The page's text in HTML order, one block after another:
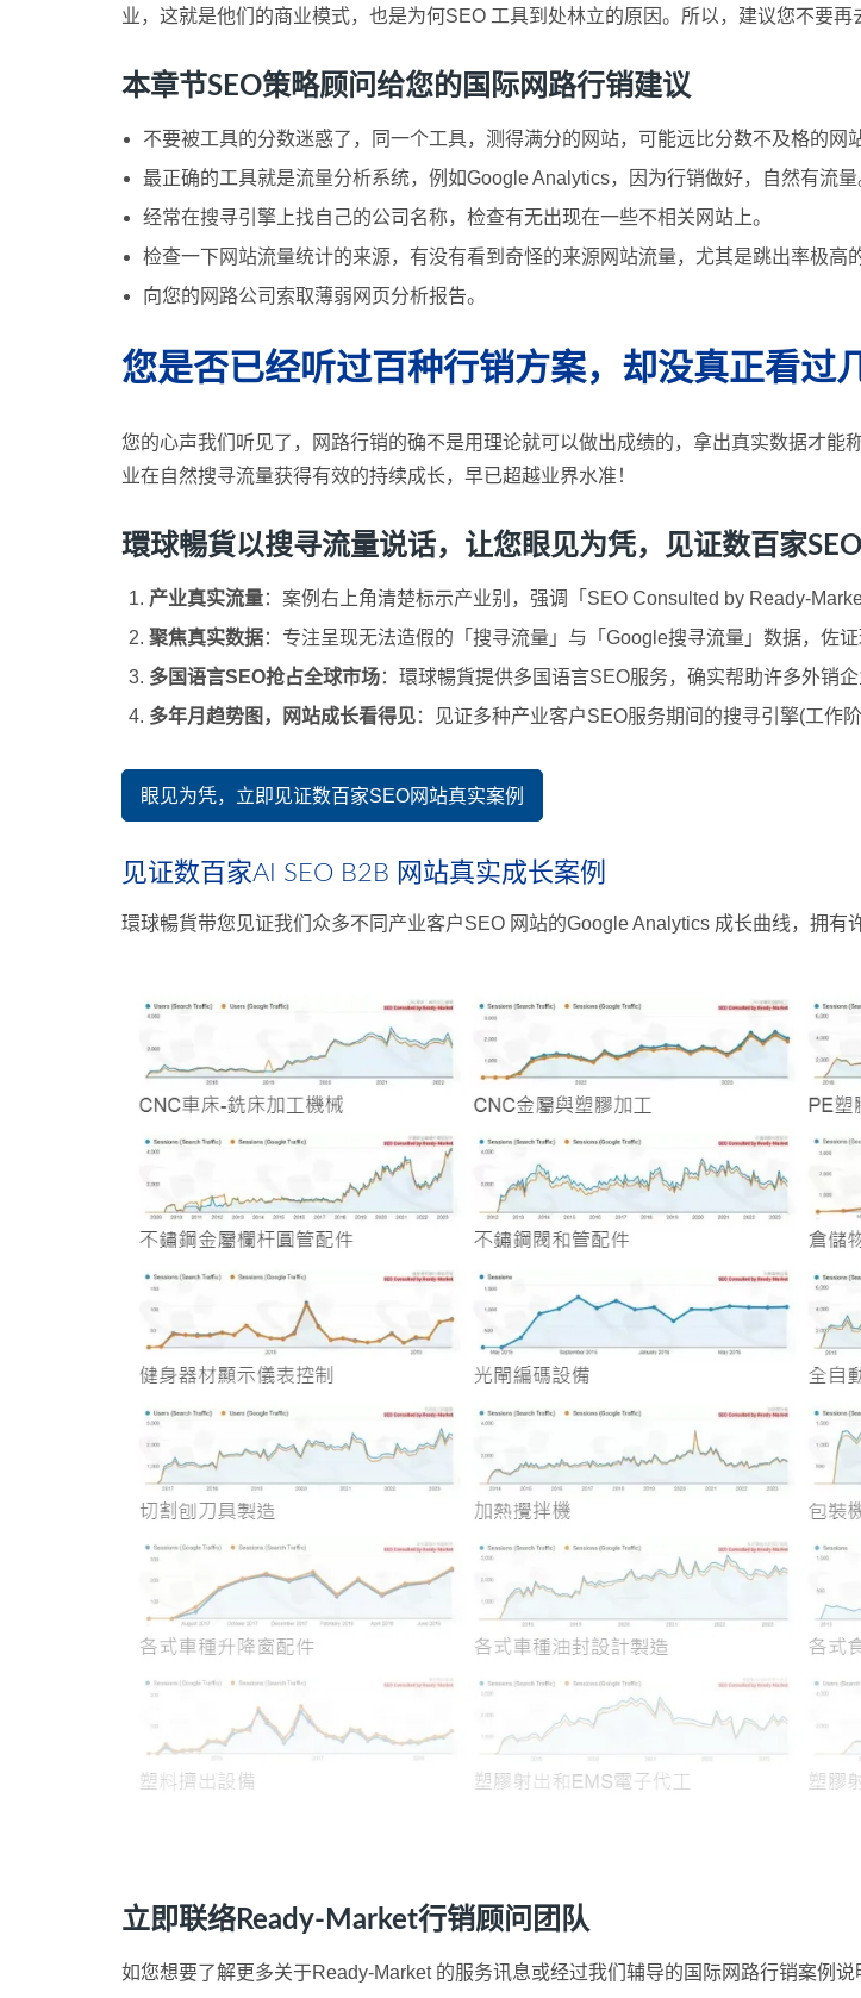
业，这就是他们的商业模式，也是为何SEO 工具到处林立的原因。所以，建议您不要
本章节SEO策略顾问给您的国际网路行销建议
不要被工具的分数迷惑了，同一个工具，测得满分的网站，可能远比分数不及格的网
最正确的工具就是流量分析系统，例如Google Analytics，因为行销做好，自然有流量
经常在搜寻引擎上找自己的公司名称，检查有无出现在一些不相关网站上。
检查一下网站流量统计的来源，有没有看到奇怪的来源网站流量，尤其是跳出率极高
向您的网路公司索取薄弱网页分析报告。
您是否已经听过百种行销方案，却没真正看过
您的心声我们听见了，网路行销的确不是用理论就可以做出成绩的，拿出真实数据才
业在自然搜寻流量获得有效的持续成长，早已超越业界水准！
環球暢貨以搜寻流量说话，让您眼见为凭，见证数百家
产业真实流量：案例右上角清楚标示产业别，强调「SEO Consulted by Ready-
聚焦真实数据：专注呈现无法造假的「搜寻流量」与「Google搜寻流量」数据，佐
多国语言SEO抢占全球市场：環球暢貨提供多国语言SEO服务，确实帮助许多外销
多年月趋势图，网站成长看得见：见证多种产业客户SEO服务期间的搜寻引擎(工作
眼见为凭，立即见证数百家SEO网站真实案例
见证数百家AI SEO B2B 网站真实成长案例
環球暢貨带您见证我们众多不同产业客户SEO 网站的Google Analytics 成长曲线，拥有
立即联络Ready-Market行销顾问团队
如您想要了解更多关于Ready-Market 的服务讯息或经过我们辅导的国际网路行销案例